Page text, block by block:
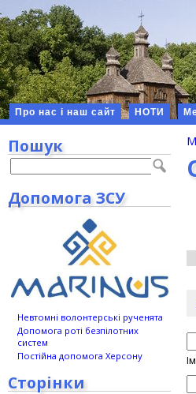
Про нас і наш сайт НОТИ
Пошук
Допомога ЗСУ
Невтомні волонтерські рученята
Допомога роті безпілотних
систем
Постійна допомога Херсону
Сторінки